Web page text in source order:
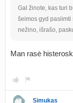
Gal žinote, kas turi
šeimos gyd pasiimti
nežino, išrašo,
Man rasė
Simukas